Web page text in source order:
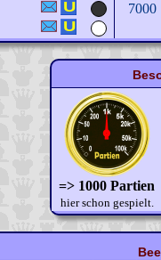
7000
=> 1000 Partien
hier schon gespielt.